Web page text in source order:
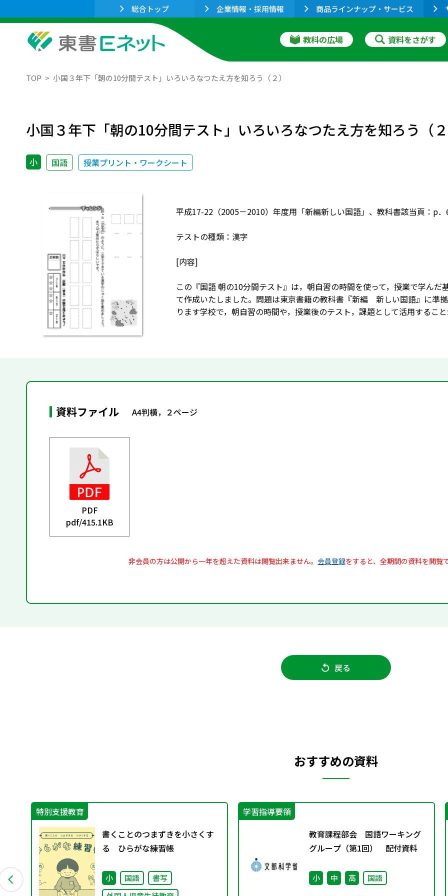
総合トップ 企業情報・採用情報 商品ラインナップ・サービス
教科の広場 資料をさがす
TOP 小国３年下「朝の10分間テスト」いろいろなつたえ方を知ろう（２）
小国３年下「朝の10分間テスト」いろいろなつたえ方を知ろう（２
小 国語 授業プリント・ワークシート
平成17-22（2005－2010）年度用「新編新しい国語」、教科書該当頁：p
テストの種類：漢字
[内容]
この『国語 朝の10分間テスト』は，朝自習の時間を使って，授業で学ん
て作成いたしました。問題は東京書籍の教科書『新編 新しい国語』に準
ります学校で，朝自習の時間や，授業後のテスト，課題として活用すること
資料ファイル A4判横，２ページ
PDF
pdf/415.1KB
非会員の方は公開から一年を超えた資料は閲覧出来ません。 会員登録をすると、全期間の資料を閲覧
戻る
おすすめの資料
特別支援教育
書くことのつまずきを小さくす
る ひらがな練習帳
小 国語
書写
学習指導要領
教育課程部会 国語ワーキング
グループ（第1回） 配付資料
小 中 高 国語